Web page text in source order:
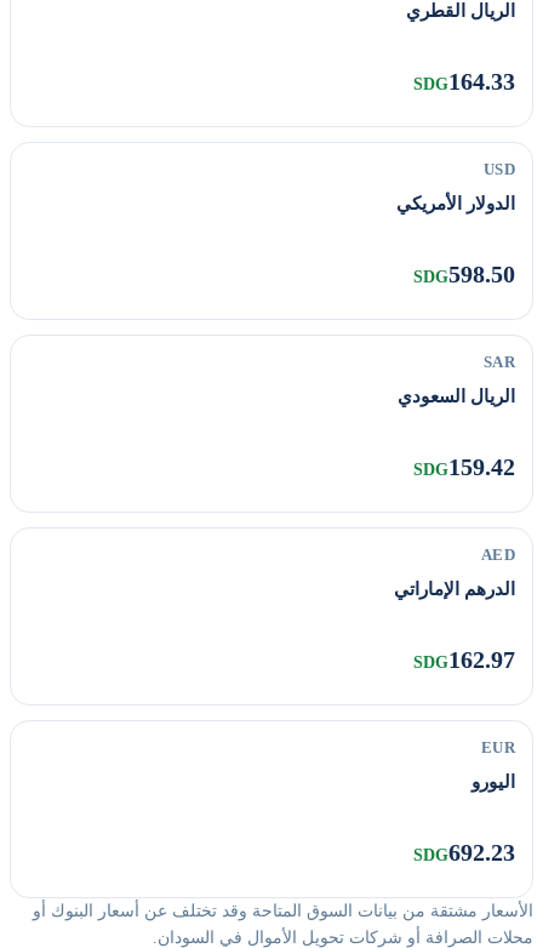
الريال القطري
164.33
SDG
USD
الدولار الأمريكي
598.50
SDG
SAR
الريال السعودي
159.42
SDG
AED
الدرهم الإماراتي
162.97
SDG
EUR
اليورو
692.23
SDG
الأسعار مشتقة من بيانات السوق المتاحة وقد تختلف عن أسعار البنوك أو
محلات الصرافة أو شركات تحويل الأموال في السودان.